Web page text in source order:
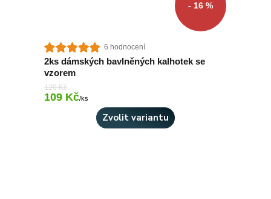
- 16 %
6 hodnocení
2ks dámských bavlněných kalhotek se
vzorem
129 Kč
109 Kč/ks
Zvolit variantu